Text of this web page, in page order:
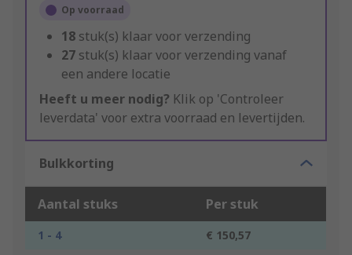
Op voorraad
18 stuk(s) klaar voor verzending
27 stuk(s) klaar voor verzending vanaf
een andere locatie
Heeft u meer nodig? Klik op 'Controleer
leverdata' voor extra voorraad en levertijden.
Bulkkorting
Aantal stuks Per stuk
1 - 4
€ 150,57